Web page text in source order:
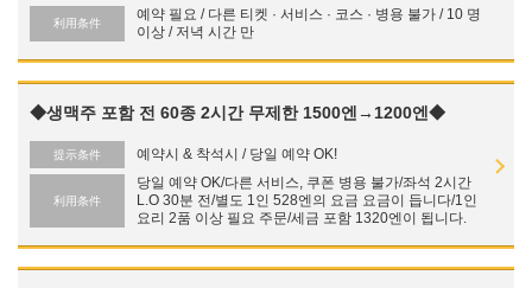
利用条件
예약 필요 / 다른 티켓 · 서비스 · 코스 · 병용 불가 / 10 명
이상 / 저녁 시간 만
◆생맥주 포함 전 60종 2시간 무제한 1500엔→1200엔◆
提示条件 예약시 & 착석시 / 당일 예약 OK!
利用条件
당일 예약 OK/다른 서비스, 쿠폰 병용 불가/좌석 2시간
L.O 30분 전/별도 1인 528엔의 요금 요금이 듭니다/1인
요리 2품 이상 필요 주문/세금 포함 1320엔이 됩니다.